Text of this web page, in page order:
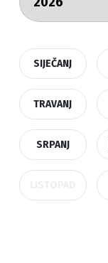
SIJEČANJ
TRAVANJ
SRPANJ